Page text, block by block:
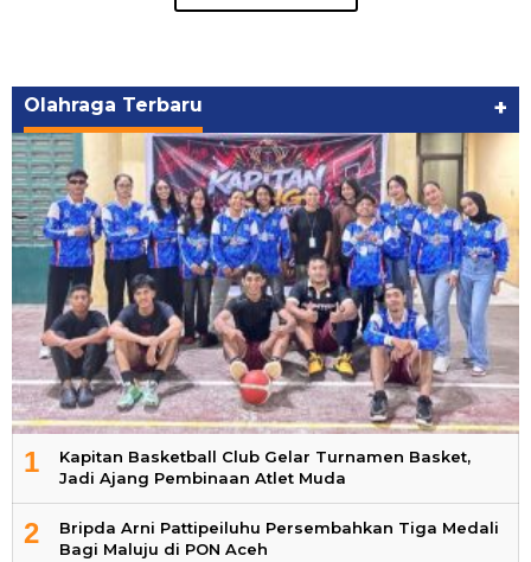
Olahraga Terbaru +
1
Kapitan Basketball Club Gelar Turnamen Basket,
Jadi Ajang Pembinaan Atlet Muda
2
Bripda Arni Pattipeiluhu Persembahkan Tiga Medali
Bagi Maluju di PON Aceh